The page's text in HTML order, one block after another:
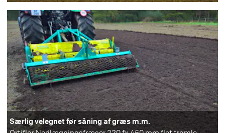
Særlig velegnet før såning af græs m.m.